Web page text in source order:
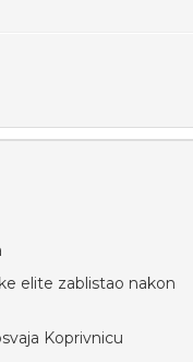
elite zablistao nakon
Koprivnicu